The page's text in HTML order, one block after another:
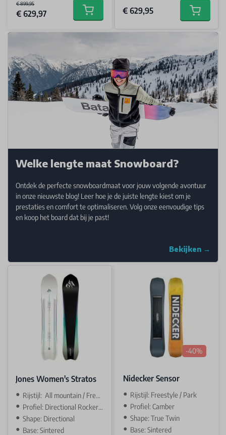
€ 899,95
€ 629,97 Add to cart € 629,95 Add to
Welke lengte maat Snowboard?
Ontdek de perfecte snowboardmaat voor jouw volgende avontuur
in onze nieuwste blog! Leer hoe je de juiste lengte kiest om je
prestaties en comfort te optimaliseren. Volg onze eenvoudige tips
en koop het board dat bij je past!
Bekijken →
Jones Women's Stratos
Rijstijl: All mountain / Freeride
Profiel: Directional Rocker / Camber
Shape: Directional
Base: Sintered
-40%
Nidecker Sensor
Rijstijl: Freestyle / Park
Profiel: Camber
Shape: True Twin
Base: Sintered